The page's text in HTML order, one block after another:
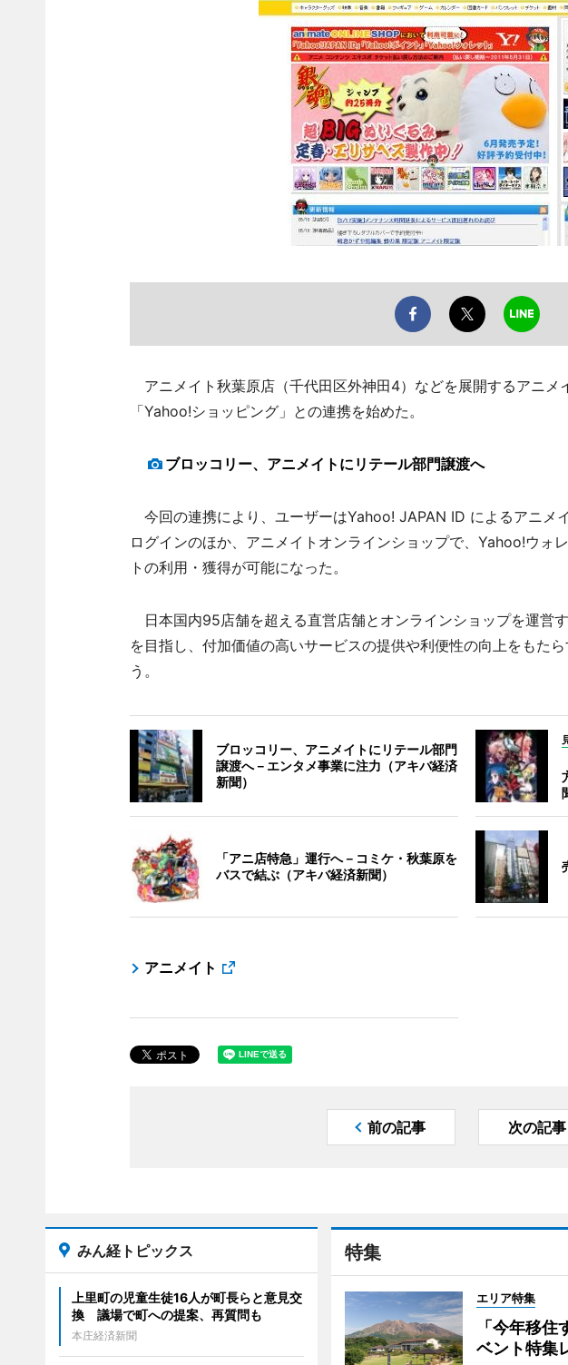
アニメイト秋葉原店（千代田区外神田4）などを展開するアニメ
「Yahoo!ショッピング」との連携を始めた。
ブロッコリー、アニメイトにリテール部門譲渡へ
今回の連携により、ユーザーはYahoo! JAPAN ID によるアニメ
ログインのほか、アニメイトオンラインショップで、Yahoo!ウォ
トの利用・獲得が可能になった。
日本国内95店舗を超える直営店舗とオンラインショップを運営
を目指し、付加価値の高いサービスの提供や利便性の向上をもた
う。
ブロッコリー、アニメイトにリテール部門
譲渡へ－エンタメ事業に注力（アキバ経済
新聞）
「アニ店特急」運行へ－コミケ・秋葉原を
バスで結ぶ（アキバ経済新聞）
アニメイト
前の記事 次の記事
特集
エリア特集
「今年移
ベント特集
みん経トピックス
上里町の児童生徒16人が町長らと意見交
換 議場で町への提案、再質問も
本庄経済新聞